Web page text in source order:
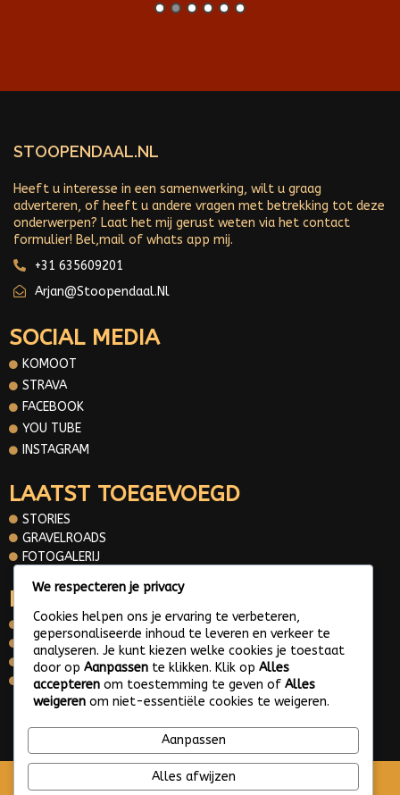
STOOPENDAAL.NL
Heeft u interesse in een samenwerking, wilt u graag
adverteren, of heeft u andere vragen met betrekking tot deze
onderwerpen? Laat het mij gerust weten via het contact
formulier! Bel,mail of whats app mij.
+31 635609201
Arjan@stoopendaal.nl
SOCIAL MEDIA
KOMOOT
STRAVA
FACEBOOK
YOU TUBE
INSTAGRAM
LAATST TOEGEVOEGD
STORIES
GRAVELROADS
FOTOGALERIJ
INFORMATIE
OVER MIJ
CONTACT
PRIVACY POLICY
WHATS APP ME
© 2025 Gravelroads area around the Netherlands
We respecteren je privacy
Cookies helpen ons je ervaring te verbeteren,
gepersonaliseerde inhoud te leveren en verkeer te
analyseren. Je kunt kiezen welke cookies je toestaat
door op Aanpassen te klikken. Klik op Alles
accepteren om toestemming te geven of Alles
weigeren om niet-essentiële cookies te weigeren.
Aanpassen
Alles afwijzen